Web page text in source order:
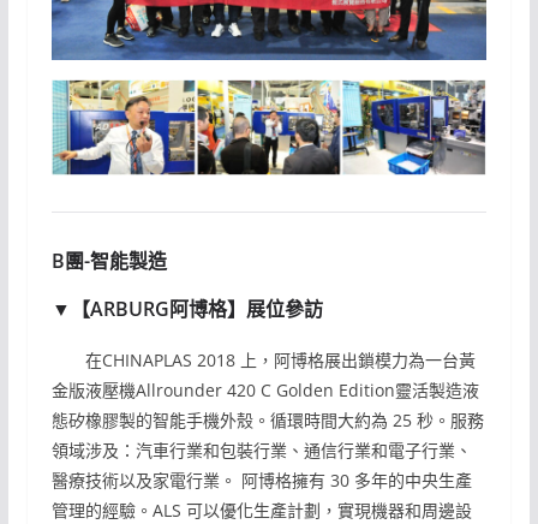
B團-智能製造
▼【ARBURG阿博格】展位參訪
在CHINAPLAS 2018 上，阿博格展出鎖模力為一台黃
金版液壓機Allrounder 420 C Golden Edition靈活製造液
態矽橡膠製的智能手機外殼。循環時間大約為 25 秒。服務
領域涉及：汽車行業和包裝行業、通信行業和電子行業、
醫療技術以及家電行業。 阿博格擁有 30 多年的中央生產
管理的經驗。ALS 可以優化生產計劃，實現機器和周邊設